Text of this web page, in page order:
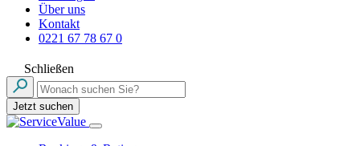
Über uns
Kontakt
0221 67 78 67 0
Schließen
Jetzt suchen